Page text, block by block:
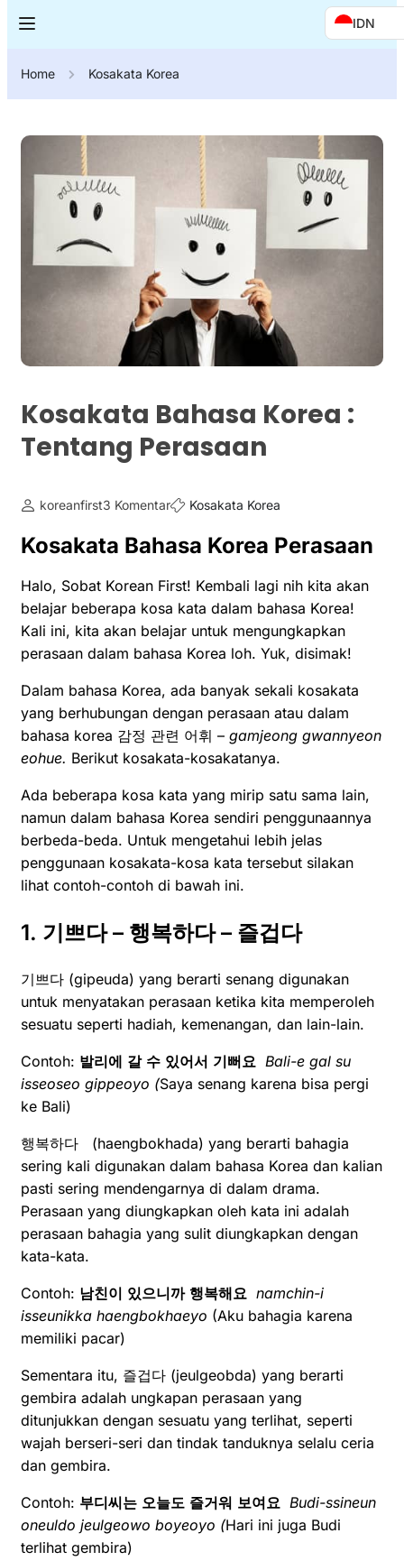
IDN
Home Kosakata Korea
Kosakata Bahasa Korea :
Tentang Perasaan
koreanfirst3 Komentar Kosakata Korea
Kosakata Bahasa Korea Perasaan
Halo, Sobat Korean First! Kembali lagi nih kita akan
belajar beberapa kosa kata dalam bahasa Korea!
Kali ini, kita akan belajar untuk mengungkapkan
perasaan dalam bahasa Korea loh. Yuk, disimak!
Dalam bahasa Korea, ada banyak sekali kosakata
yang berhubungan dengan perasaan atau dalam
bahasa korea 감정 관련 어휘 – gamjeong gwannyeon
eohue. Berikut kosakata-kosakatanya.
Ada beberapa kosa kata yang mirip satu sama lain,
namun dalam bahasa Korea sendiri penggunaannya
berbeda-beda. Untuk mengetahui lebih jelas
penggunaan kosakata-kosa kata tersebut silakan
lihat contoh-contoh di bawah ini.
1. 기쁘다 – 행복하다 – 즐겁다
기쁘다 (gipeuda) yang berarti senang digunakan
untuk menyatakan perasaan ketika kita memperoleh
sesuatu seperti hadiah, kemenangan, dan lain-lain.
Contoh: 발리에 갈 수 있어서 기뻐요
Bali-e gal su
isseoseo gippeoyo (Saya senang karena bisa pergi
ke Bali)
행복하다 (haengbokhada) yang berarti bahagia
sering kali digunakan dalam bahasa Korea dan kalian
pasti sering mendengarnya di dalam drama.
Perasaan yang diungkapkan oleh kata ini adalah
perasaan bahagia yang sulit diungkapkan dengan
kata-kata.
Contoh: 남친이 있으니까 행복해요 namchin-i
isseunikka haengbokhaeyo (Aku bahagia karena
memiliki pacar)
Sementara itu, 즐겁다 (jeulgeobda) yang berarti
gembira adalah ungkapan perasaan yang
ditunjukkan dengan sesuatu yang terlihat, seperti
wajah berseri-seri dan tindak tanduknya selalu ceria
dan gembira.
Contoh: 부디씨는 오늘도 즐거워 보여요
Budi-ssineun
oneuldo jeulgeowo boyeoyo (Hari ini juga Budi
terlihat gembira)